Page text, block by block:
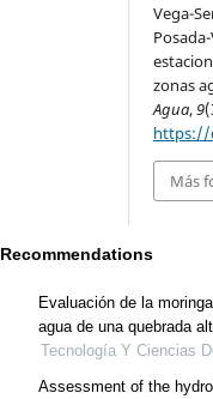
Vega-
zonas
Agua,9
https://
Más
Recommendations
Evaluación de la
agua de una quebrada
huancavelica, perú
Tecnología Y Ciencias
Assessment of the